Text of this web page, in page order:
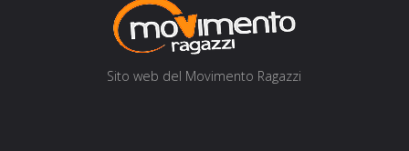
Sito web del Movi­men­to Ragazzi